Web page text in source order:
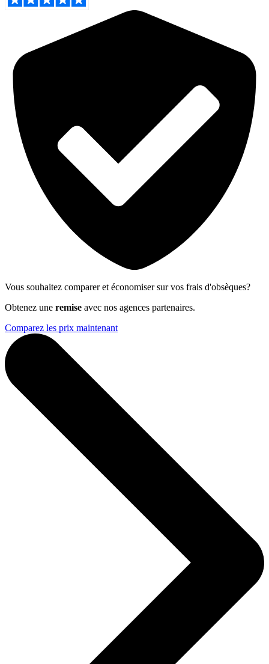
Vous souhaitez comparer et économiser sur vos frais d'obsèques?
Obtenez une remise avec nos agences partenaires.
Comparez les prix maintenant